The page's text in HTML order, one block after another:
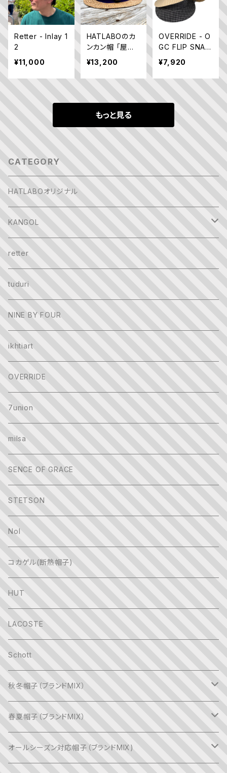
Retter - Inlay 1
2
¥11,000
HATLABOのカ
ンカン帽 「屋台」
2026 ガマ草/日
本製
¥13,200
OVERRIDE - O
GC FLIP SNAP
TENGALLON S
¥7,920
もっと見る
CATEGORY
HATLABOオリジナル
KANGOL
ハンチング
バケットハット＆ベル型
CAP
キャスケット＆ベレー帽
ニット帽＆フライトキャップ
その他HAT系
retter
tuduri
NINE BY FOUR
ikhtiart
OVERRIDE
7union
milsa
SENCE OF GRACE
STETSON
Nol
コカゲル(断熱帽子)
HUT
LACOSTE
Schott
秋冬帽子（ブランドMIX）
CAP系
バケットハット系
春夏帽子（ブランドMIX）
CAP系
オールシーズン対応帽子（ブランドMIX)